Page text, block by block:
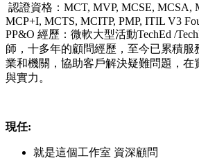
認證資格：MCT, MVP, MCSE, MCSA,
MCP+I, MCTS, MCITP, PMP, ITIL V3
PP&O 經歷：微軟大型活動TechEd /
師，十多年的顧問經歷，至今已累積服
業和機關，協助客戶解決疑難問題，在
與實力。
現任:
就是這個工作室 資深顧問